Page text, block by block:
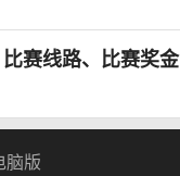
赛线路、比赛奖金
脑版